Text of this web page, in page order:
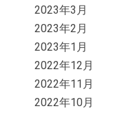
2023年3月
2023年2月
2023年1月
2022年12月
2022年11月
2022年10月